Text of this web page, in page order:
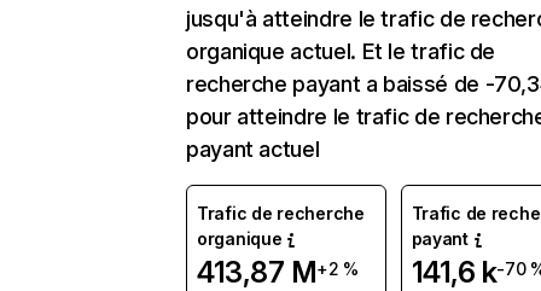
jusqu'à atteindre le trafic de
organique actuel. Et le trafic de
recherche payant a baissé de -
pour atteindre le trafic de
payant actuel
Trafic de recherche
organique
413,87 M+2 %
Trafic de
payant
141,6 k-70